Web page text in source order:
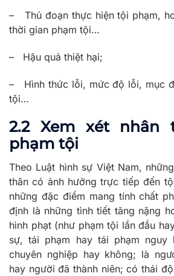
– Thủ đoạn thực hiện tội phạm,
thời gian phạm tội…
– Hậu quả thiệt hại;
– Hình thức lỗi, mức độ lỗi, mục
tội…
2.2 Xem xét nhân
phạm tội
Theo Luật hình sự Việt Nam,
thân có ảnh hưởng trực tiếp đến
những đặc điểm mang tính chất
định là những tình tiết tăng nặng
hình phạt (như phạm tội lần đầu
sự, tái phạm hay tái phạm nguy
chuyên nghiệp hay không; là
hay người đã thành niên; có thái